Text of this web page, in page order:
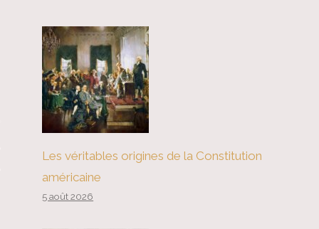
Les véritables origines de la Constitution
américaine
5 août 2026